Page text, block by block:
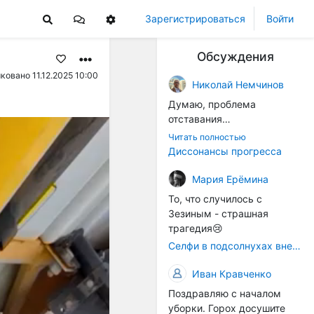
Зарегистрироваться Войти
11.12.2025 10:00
Обсуждения
Николай Немчинов
Думаю, проблема
отставания
технологичности
оборудования в
окажется связана с
кадрами. Их надо будет
все больше, чтобы
затыкать
образовывающиеся
технологические дыры. И
это в рамках
существующих реалий для
людей принимающих
решения как раз хорошо,
Читать полностью
Диссонансы прогресса
Мария Ерёмина
То, что случилось с
Зезиным - страшная
трагедия😢
Селфи в подсолнухах вне закона: За проникновение на сельхозземли без разрешения хотят штрафовать
Иван Кравченко
Поздравляю с началом
уборки. Горох досушите